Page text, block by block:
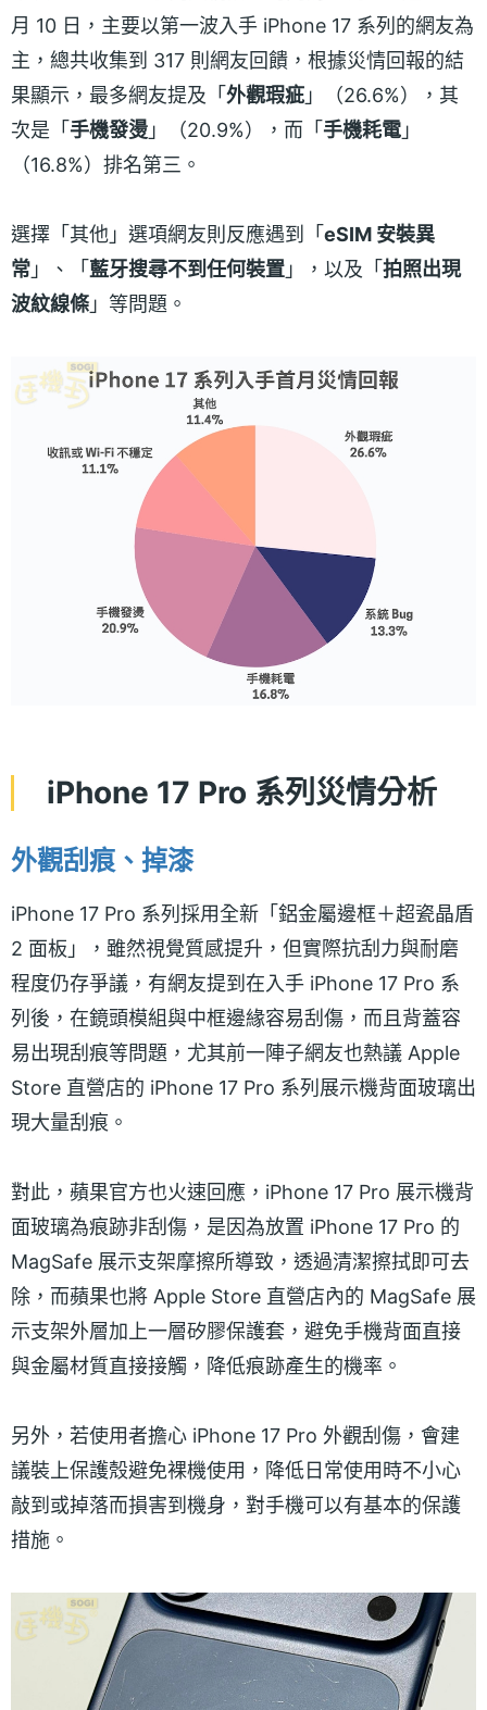
月 10 日，主要以第一波入手 iPhone 17 系列的網友為
主，總共收集到 317 則網友回饋，根據災情回報的結
果顯示，最多網友提及「外觀瑕疵 」（26.6%），其
次是「手機發燙 」（20.9%），而「手機耗電 」
（16.8%）排名第三。
選擇「其他」選項網友則反應遇到「eSIM 安裝異
常 」、「藍牙搜尋不到任何裝置 」，以及「拍照出現
波紋線條 」等問題。
iPhone 17 Pro 系列災情分析
外觀刮痕、掉漆
iPhone 17 Pro 系列採用全新「鋁金屬邊框＋超瓷晶盾
2 面板」，雖然視覺質感提升，但實際抗刮力與耐磨
程度仍存爭議，有網友提到在入手 iPhone 17 Pro 系
列後，在鏡頭模組與中框邊緣容易刮傷，而且背蓋容
易出現刮痕等問題，尤其前一陣子網友也熱議 Apple
Store 直營店的 iPhone 17 Pro 系列展示機背面玻璃出
現大量刮痕。
對此，蘋果官方也火速回應，iPhone 17 Pro 展示機背
面玻璃為痕跡非刮傷，是因為放置 iPhone 17 Pro 的
MagSafe 展示支架摩擦所導致，透過清潔擦拭即可去
除，而蘋果也將 Apple Store 直營店內的 MagSafe 展
示支架外層加上一層矽膠保護套，避免手機背面直接
與金屬材質直接接觸，降低痕跡產生的機率。
另外，若使用者擔心 iPhone 17 Pro 外觀刮傷，會建
議裝上保護殼避免裸機使用，降低日常使用時不小心
敲到或掉落而損害到機身，對手機可以有基本的保護
措施。